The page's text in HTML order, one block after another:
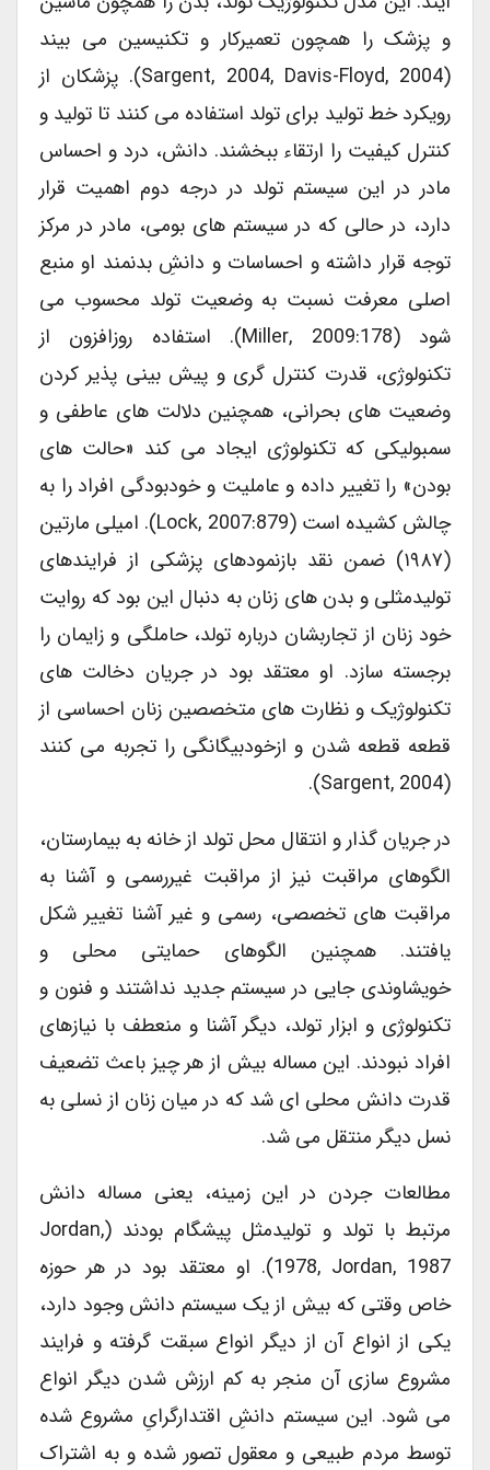
و پزشک را همچون تعمیرکار و تکنیسین می بیند
(Sargent, 2004, Davis-Floyd, 2004). پزشکان از
رویکرد خط تولید برای تولد استفاده می کنند تا تولید و
کنترل کیفیت را ارتقاء ببخشند. دانش، درد و احساس
مادر در این سیستم تولد در درجه دوم اهمیت قرار
دارد، در حالی که در سیستم های بومی، مادر در مرکز
توجه قرار داشته و احساسات و دانشِ بدنمند او منبع
اصلی معرفت نسبت به وضعیت تولد محسوب می
شود (Miller, 2009:178). استفاده روزافزون از
تکنولوژی، قدرت کنترل گری و پیش بینی پذیر کردن
وضعیت های بحرانی، همچنین دلالت های عاطفی و
سمبولیکی که تکنولوژی ایجاد می کند «حالت های
بودن» را تغییر داده و عاملیت و خودبودگی افراد را به
چالش کشیده است (Lock, 2007:879). امیلی مارتین
(۱۹۸۷) ضمن نقد بازنمودهای پزشکی از فرایندهای
تولیدمثلی و بدن های زنان به دنبال این بود که روایت
خود زنان از تجاربشان درباره تولد، حاملگی و زایمان را
برجسته سازد. او معتقد بود در جریان دخالت های
تکنولوژیک و نظارت های متخصصین زنان احساسی از
قطعه قطعه شدن و ازخودبیگانگی را تجربه می کنند
در جریان گذار و انتقال محل تولد از خانه به بیمارستان،
الگوهای مراقبت نیز از مراقبت غیررسمی و آشنا به
مراقبت های تخصصی، رسمی و غیر آشنا تغییر شکل
یافتند. همچنین الگوهای حمایتی محلی و
خویشاوندی جایی در سیستم جدید نداشتند و فنون و
تکنولوژی و ابزار تولد، دیگر آشنا و منعطف با نیازهای
افراد نبودند. این مساله بیش از هر چیز باعث تضعیف
قدرت دانش محلی ای شد که در میان زنان از نسلی به
نسل دیگر منتقل می شد.
مطالعات جردن در این زمینه، یعنی مساله دانش
مرتبط با تولد و تولیدمثل پیشگام بودند (Jordan,
1978, Jordan, 1987). او معتقد بود در هر حوزه
خاص وقتی که بیش از یک سیستم دانش وجود دارد،
یکی از انواع آن از دیگر انواع سبقت گرفته و فرایند
مشروع سازی آن منجر به کم ارزش شدن دیگر انواع
می شود. این سیستم دانشِ اقتدارگرایِ مشروع شده
توسط مردم طبیعی و معقول تصور شده و به اشتراک